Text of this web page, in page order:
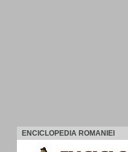
ENCICLOPEDIA ROMANIEI